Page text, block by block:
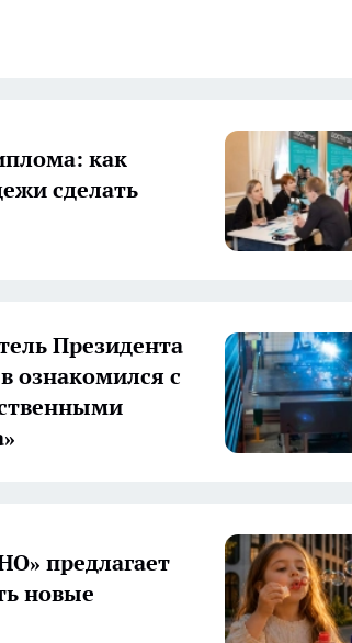
как
сделать
Президента
ознакомился с
предлагает
новые